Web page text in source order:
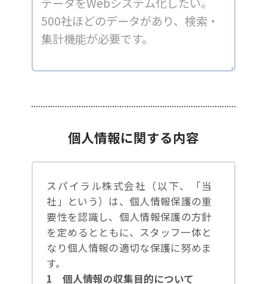
個人情報に関する内容
スパイラル株式会社（以下、「当
社」という）は、個人情報保護の重
要性を認識し、個人情報保護の方針
を定めるとともに、スタッフ一体と
なり個人情報の適切な保護に努めま
す。
1 個人情報の収集目的について